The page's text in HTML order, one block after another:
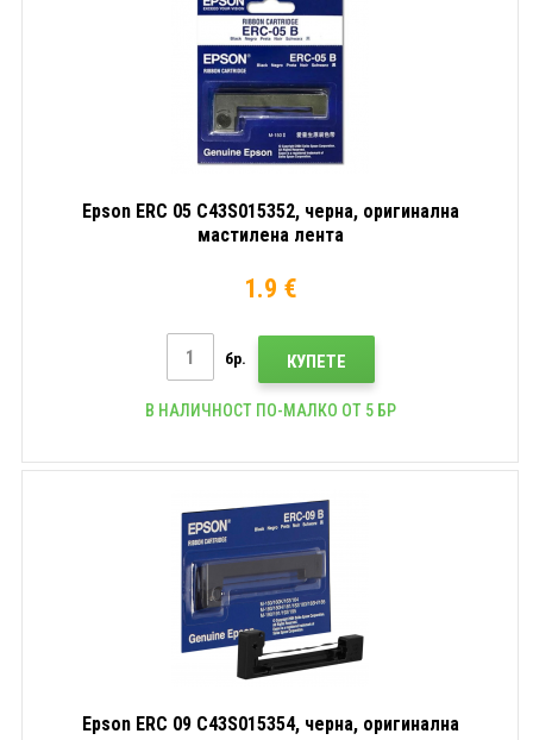
Epson ERC 05 C43S015352, черна, оригинална
мастилена лента
1.9 €
бр. КУПЕТЕ
В НАЛИЧНОСТ ПО-МАЛКО ОТ 5 БР
Epson ERC 09 C43S015354, черна, оригинална